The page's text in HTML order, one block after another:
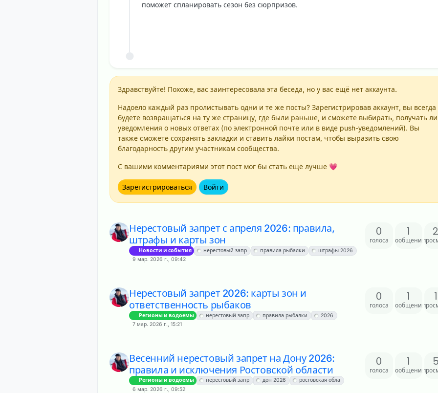
поможет спланировать сезон без сюрпризов.
Здравствуйте! Похоже, вас заинтересовала эта беседа, но у вас ещё нет аккаунта.
Надоело каждый раз пролистывать одни и те же посты? Зарегистрировав аккаунт, вы всегда
будете возвращаться на ту же страницу, где были раньше, и сможете выбирать, получать ли
уведомления о новых ответах (по электронной почте или в виде push-уведомлений). Вы
также сможете сохранять закладки и ставить лайки постам, чтобы выразить свою
благодарность другим участникам сообщества.
С вашими комментариями этот пост мог бы стать ещё лучше 💗
Зарегистрироваться Войти
Нерестовый запрет с апреля 2026: правила,
штрафы и карты зон
Новости и события нерестовый запр правила рыбалки
штрафы 2026
9 мар. 2026 г., 09:42
0
голоса
1
сообщения
Нерестовый запрет 2026: карты зон и
ответственность рыбаков
Регионы и водоемы нерестовый запр правила рыбалки
2026
7 мар. 2026 г., 15:21
0
голоса
1
сообщения
Весенний нерестовый запрет на Дону 2026:
правила и исключения Ростовской области
Регионы и водоемы нерестовый запр дон 2026
ростовская обла
6 мар. 2026 г., 09:52
0
голоса
1
сообщения